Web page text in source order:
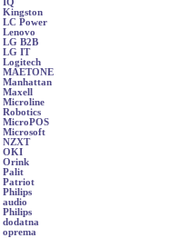
IQ
Kingston
LC Power
Lenovo
LG B2B
LG IT
Logitech
MAETONE
Manhattan
Maxell
Microline
Robotics
MicroPOS
Microsoft
NZXT
OKI
Orink
Palit
Patriot
Philips
audio
Philips
dodatna
oprema